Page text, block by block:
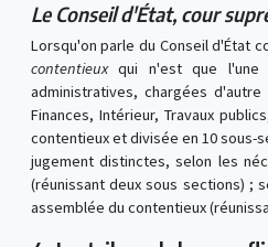
Le Conseil d'État, cour
Lorsqu'on parle du Conseil d'État
contentieuxqui n'est que l'une
administratives, chargées
Finances, Intérieur, Travaux
contentieux et divisée en 10 sous-
jugement distinctes, selon les
(réunissant deux sous sections) ;
assemblée du contentieux